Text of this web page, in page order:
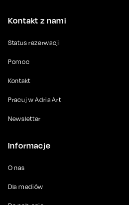
Kontakt z nami
Status rezerwacji
Pomoc
Kontakt
Pracuj w Adria Art
Newsletter
Informacje
O nas
Dla mediów